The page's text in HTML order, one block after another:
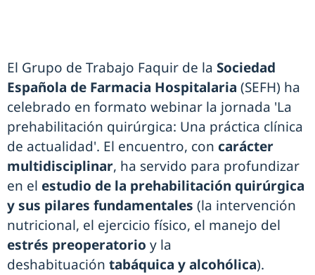
El Grupo de Trabajo Faquir de la Sociedad
Española de Farmacia Hospitalaria (SEFH) ha
celebrado en formato webinar la jornada 'La
prehabilitación quirúrgica: Una práctica clínica
de actualidad'. El encuentro, con carácter
multidisciplinar, ha servido para profundizar
en el estudio de la prehabilitación quirúrgica
y sus pilares fundamentales (la intervención
nutricional, el ejercicio físico, el manejo del
estrés preoperatorio y la
deshabituación tabáquica y alcohólica).